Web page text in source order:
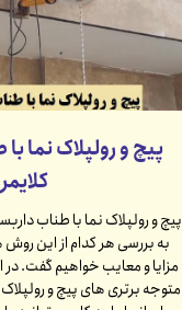
پیچ و رولپلاک نما
پیچ و رولپلاک نما با طناب
به بررسی هر کدام از این روش
مزایا و معایب خواهیم گفت.
متوجه برتری های پیچ و